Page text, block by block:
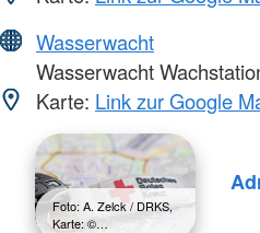
Wasserwacht
Wasserwacht
Karte: Link zur Google
Foto: A. Zelck / DRKS,
Karte: ©…